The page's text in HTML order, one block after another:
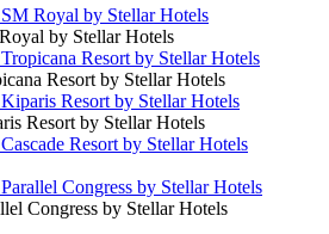
SM Royal by Stellar Hotels
Tropicana Resort by Stellar Hotels
Kiparis Resort by Stellar Hotels
Cascade Resort by Stellar Hotels
Parallel Congress by Stellar Hotels